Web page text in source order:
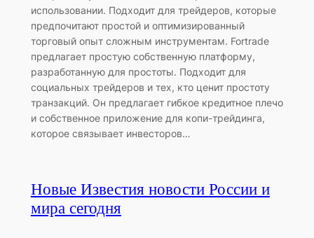
использовании. Подходит для трейдеров, которые
предпочитают простой и оптимизированный
торговый опыт сложным инструментам. Fortrade
предлагает простую собственную платформу,
разработанную для простоты. Подходит для
социальных трейдеров и тех, кто ценит простоту
транзакций. Он предлагает гибкое кредитное плечо
и собственное приложение для копи-трейдинга,
которое связывает инвесторов…
Новые Известия новости России и
мира сегодня